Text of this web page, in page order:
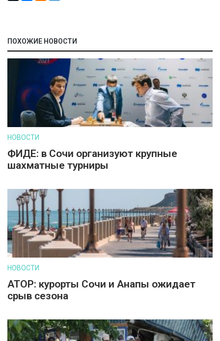
ПОХОЖИЕ НОВОСТИ
НОВОСТИ
ФИДЕ: в Сочи организуют крупные
шахматные турниры
НОВОСТИ
АТОР: курорты Сочи и Анапы ожидает
срыв сезона